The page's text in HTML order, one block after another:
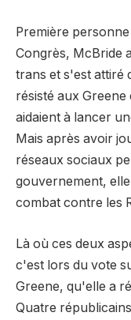
Première
Congrès, McBride
trans et s'est attiré
résisté aux Greene
aidaient à lancer
Mais après avoir
réseaux sociaux
gouvernement,
combat contre les
Là où ces deux
c'est lors du vote
Greene, qu'elle a
Quatre